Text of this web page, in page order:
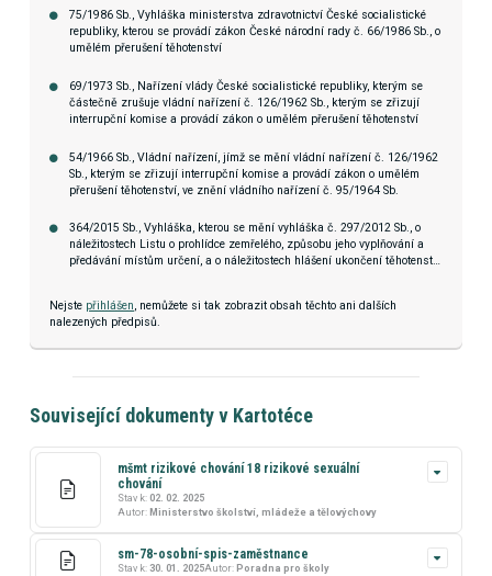
75/1986 Sb., Vyhláška ministerstva zdravotnictví České socialistické
republiky, kterou se provádí zákon České národní rady č. 66/1986 Sb., o
umělém přerušení těhotenství
69/1973 Sb., Nařízení vlády České socialistické republiky, kterým se
částečně zrušuje vládní nařízení č. 126/1962 Sb., kterým se zřizují
interrupční komise a provádí zákon o umělém přerušení těhotenství
54/1966 Sb., Vládní nařízení, jímž se mění vládní nařízení č. 126/1962
Sb., kterým se zřizují interrupční komise a provádí zákon o umělém
přerušení těhotenství, ve znění vládního nařízení č. 95/1964 Sb.
364/2015 Sb., Vyhláška, kterou se mění vyhláška č. 297/2012 Sb., o
náležitostech Listu o prohlídce zemřelého, způsobu jeho vyplňování a
předávání místům určení, a o náležitostech hlášení ukončení těhotenství
zdravotnické dokumentaci, ve znění vyhlášky č. 236/2013 Sb.
Nejste přihlášen, nemůžete si tak zobrazit obsah těchto ani dalších
nalezených předpisů.
Související dokumenty v Kartotéce
mšmt rizikové chování 18 rizikové sexuální
chování
Stav k: 02. 02. 2025
Autor: Ministerstvo školství, mládeže a tělovýchovy
sm-78-osobní-spis-zaměstnance
Stav k: 30. 01. 2025Autor: Poradna pro školy